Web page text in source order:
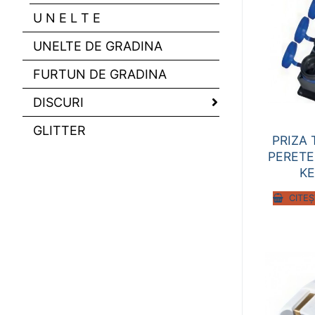
PRIZA
U N E L T E
UNELTE DE GRADINA
FURTUN DE GRADINA
DISCURI
GLITTER